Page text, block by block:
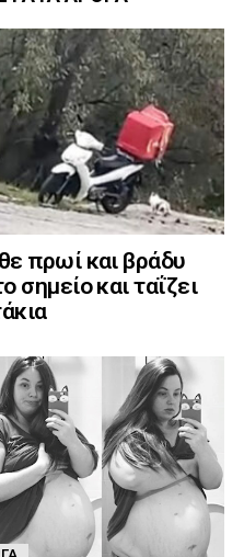
πρωί και βράδυ
σημείο και ταΐζει